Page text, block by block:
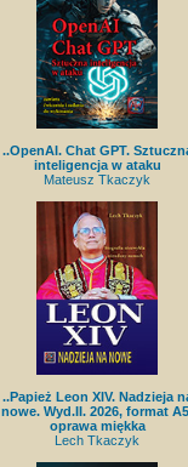
..OpenAI. Chat GPT.
inteligencja w ataku
Mateusz Tkaczyk
..Papież Leon XIV. Nadzieja
nowe. Wyd.II. 2026, format
oprawa miękka
Lech Tkaczyk